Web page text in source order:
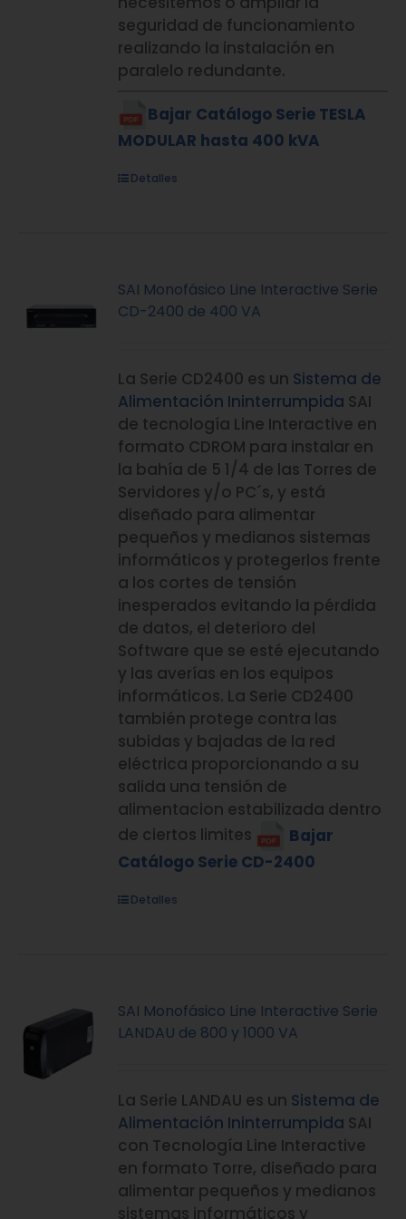
seguridad de funcionamiento
realizando la instalación en
paralelo redundante.
Bajar Catálogo Serie TESLA
MODULAR hasta 400 kVA
Detalles
SAI Monofásico Line Interactive Serie
CD-2400 de 400 VA
La Serie CD2400 es un Sistema de
Alimentación Ininterrumpida SAI
de tecnología Line Interactive en
formato CDROM para instalar en
la bahía de 5 1/4 de las Torres de
Servidores y/o PC´s, y está
diseñado para alimentar
pequeños y medianos sistemas
informáticos y protegerlos frente
a los cortes de tensión
inesperados evitando la pérdida
de datos, el deterioro del
Software que se esté ejecutando
y las averías en los equipos
informáticos. La Serie CD2400
también protege contra las
subidas y bajadas de la red
eléctrica proporcionando a su
salida una tensión de
alimentacion estabilizada dentro
de ciertos limites
Bajar
Catálogo Serie CD-2400
Detalles
SAI Monofásico Line Interactive Serie
LANDAU de 800 y 1000 VA
La Serie LANDAU es un Sistema de
Alimentación Ininterrumpida SAI
con Tecnología Line Interactive
en formato Torre, diseñado para
alimentar pequeños y medianos
sistemas informáticos y